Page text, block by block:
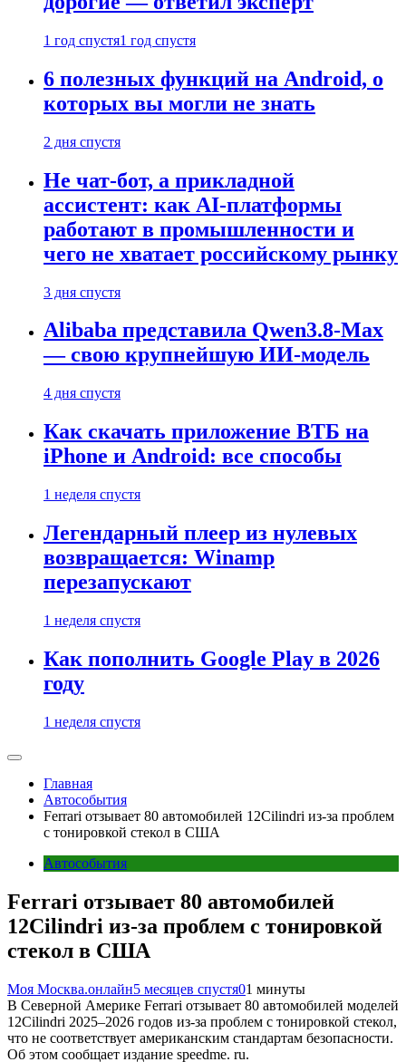
1 год спустя1 год спустя
6 полезных функций на Android, о
которых вы могли не знать
2 дня спустя
Не чат-бот, а прикладной
ассистент: как AI-платформы
работают в промышленности и
чего не хватает российскому рынку
3 дня спустя
Alibaba представила Qwen3.8-Max
— свою крупнейшую ИИ-модель
4 дня спустя
Как скачать приложение ВТБ на
iPhone и Android: все способы
1 неделя спустя
Легендарный плеер из нулевых
возвращается: Winamp
перезапускают
1 неделя спустя
Как пополнить Google Play в 2026
году
1 неделя спустя
Главная
Автособытия
Ferrari отзывает 80 автомобилей 12Cilindri из-за проблем
с тонировкой стекол в США
Автособытия
Ferrari отзывает 80 автомобилей
12Cilindri из-за проблем с тонировкой
стекол в США
Моя Москва.онлайн5 месяцев спустя01 минуты
В Северной Америке Ferrari отзывает 80 автомобилей моделей
12Cilindri 2025–2026 годов из-за проблем с тонировкой стекол,
что не соответствует американским стандартам безопасности.
Об этом сообщает издание speedme. ru.